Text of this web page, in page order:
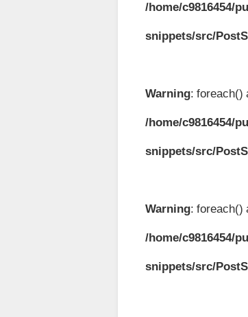
/home/c9816454/
snippets/src/
Warning: foreach()
/home/c9816454/
snippets/src/
Warning: foreach()
/home/c9816454/
snippets/src/